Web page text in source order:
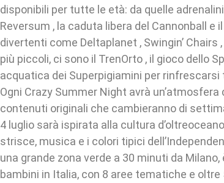
disponibili per tutte le età: da quelle
Reversum , la caduta libera del Cannonball e
divertenti come Deltaplanet , Swingin’ Chairs
più piccoli, ci sono il TrenOrto , il gioco dello
acquatica dei Superpigiamini per
Ogni Crazy Summer Night avrà
contenuti originali che cambieranno di
4 luglio sarà ispirata alla cultura
strisce, musica e i colori tipici
una grande zona verde a 30 minuti da
bambini in Italia, con 8 aree tematiche e